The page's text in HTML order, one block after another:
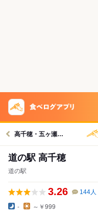
高千穂・五ヶ瀬・日之影グルメへ
道の駅 高千穂
道の駅
3.26 144人
- ～￥999